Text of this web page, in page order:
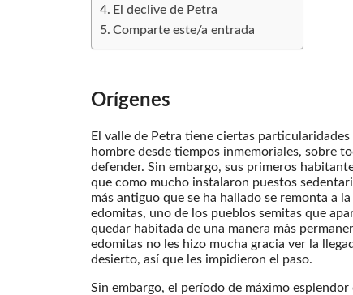
El declive de Petra
Comparte este/a entrada
Orígenes
El valle de Petra tiene ciertas
hombre desde tiempos inmemoriales, sobre
defender. Sin embargo, sus primeros
que como mucho instalaron puestos
más antiguo que se ha hallado se remonta a
edomitas, uno de los pueblos semitas que
quedar habitada de una manera más
edomitas no les hizo mucha gracia ver la
desierto, así que les impidieron el paso.
Sin embargo, el período de máximo